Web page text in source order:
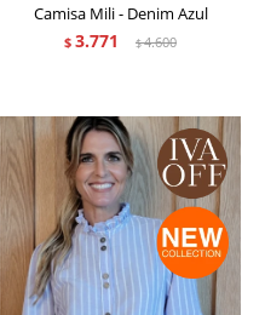
Camisa Mili - Denim Azul
$ 3.771 $4.600